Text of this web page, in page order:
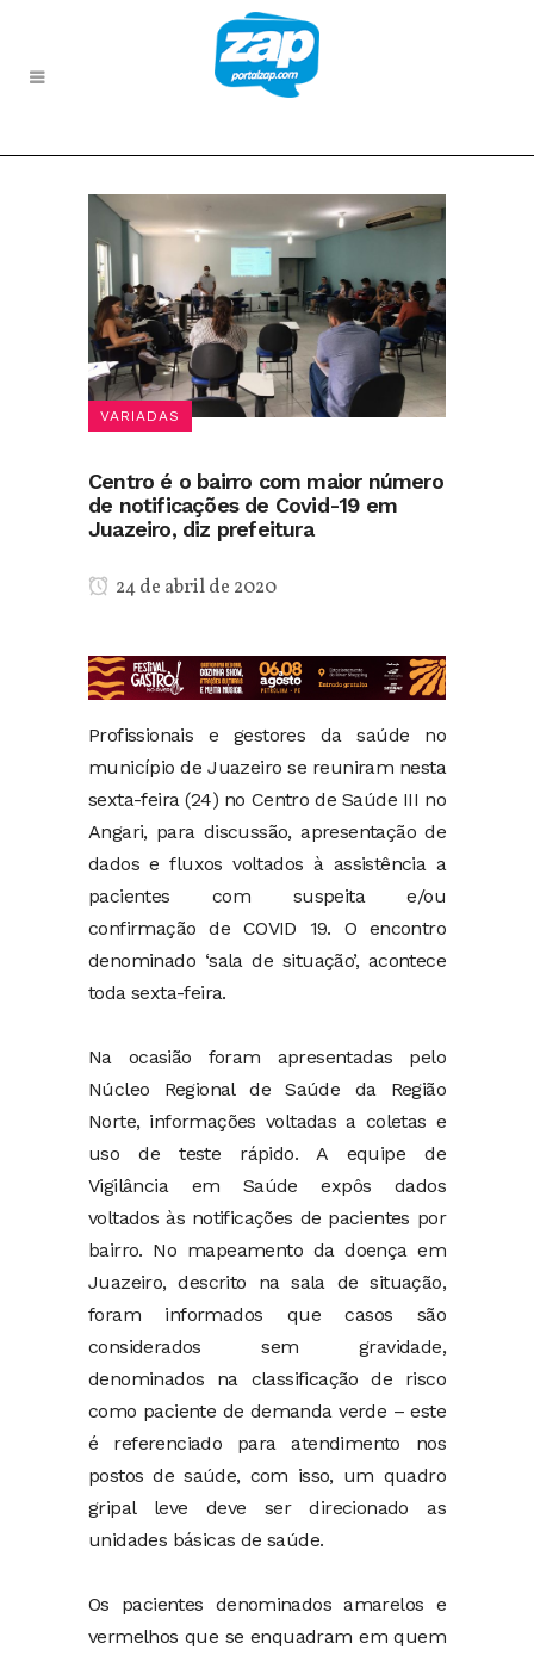
VARIADAS
Centro é o bairro com maior número
de notificações de Covid-19 em
Juazeiro, diz prefeitura
24 de abril de 2020
Profissionais e gestores da saúde no
município de Juazeiro se reuniram nesta
sexta-feira (24) no Centro de Saúde III no
Angari, para discussão, apresentação de
dados e fluxos voltados à assistência a
pacientes com suspeita e/ou
confirmação de COVID 19. O encontro
denominado ‘sala de situação’, acontece
toda sexta-feira.
Na ocasião foram apresentadas pelo
Núcleo Regional de Saúde da Região
Norte, informações voltadas a coletas e
uso de teste rápido. A equipe de
Vigilância em Saúde expôs dados
voltados às notificações de pacientes por
bairro. No mapeamento da doença em
Juazeiro, descrito na sala de situação,
foram informados que casos são
considerados sem gravidade,
denominados na classificação de risco
como paciente de demanda verde – este
é referenciado para atendimento nos
postos de saúde, com isso, um quadro
gripal leve deve ser direcionado as
unidades básicas de saúde.
Os pacientes denominados amarelos e
vermelhos que se enquadram em quem